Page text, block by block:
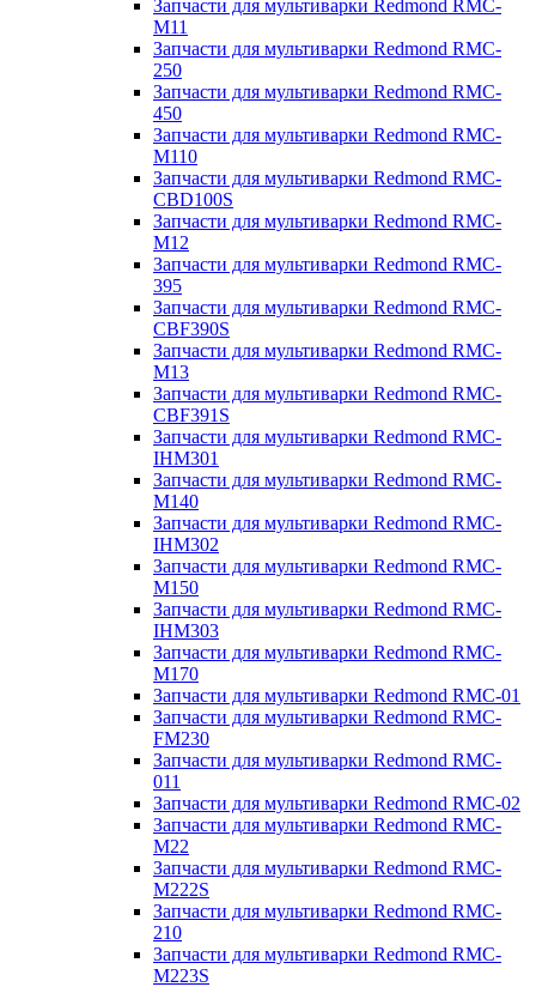
Запчасти для мультиварки Redmond RMC-
M11
Запчасти для мультиварки Redmond RMC-
250
Запчасти для мультиварки Redmond RMC-
450
Запчасти для мультиварки Redmond RMC-
M110
Запчасти для мультиварки Redmond RMC-
CBD100S
Запчасти для мультиварки Redmond RMC-
M12
Запчасти для мультиварки Redmond RMC-
395
Запчасти для мультиварки Redmond RMC-
CBF390S
Запчасти для мультиварки Redmond RMC-
M13
Запчасти для мультиварки Redmond RMC-
CBF391S
Запчасти для мультиварки Redmond RMC-
IHM301
Запчасти для мультиварки Redmond RMC-
M140
Запчасти для мультиварки Redmond RMC-
IHM302
Запчасти для мультиварки Redmond RMC-
M150
Запчасти для мультиварки Redmond RMC-
IHM303
Запчасти для мультиварки Redmond RMC-
M170
Запчасти для мультиварки Redmond RMC-01
Запчасти для мультиварки Redmond RMC-
FM230
Запчасти для мультиварки Redmond RMC-
011
Запчасти для мультиварки Redmond RMC-02
Запчасти для мультиварки Redmond RMC-
M22
Запчасти для мультиварки Redmond RMC-
M222S
Запчасти для мультиварки Redmond RMC-
210
Запчасти для мультиварки Redmond RMC-
M223S